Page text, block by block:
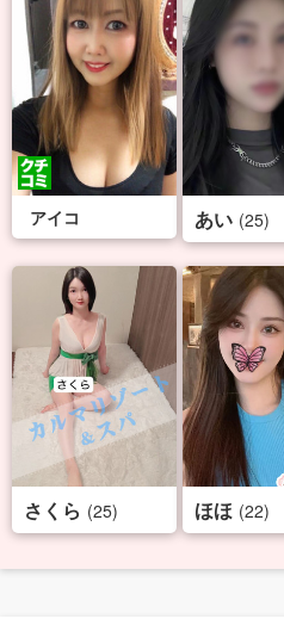
アイコ あい (25)
さくら (25) ほほ (22)